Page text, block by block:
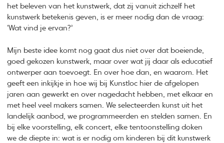
het beleven van het kunstwerk, dat zij vanuit zichzelf het
kunstwerk betekenis geven, is er meer nodig dan de vraag:
‘Wat vind je ervan?’
Mijn beste idee komt nog gaat dus niet over dat boeiende,
goed gekozen kunstwerk, maar over wat jij daar als educatief
ontwerper aan toevoegt. En over hoe dan, en waarom. Het
geeft een inkijkje in hoe wij bij Kunstloc hier de afgelopen
jaren aan gewerkt en over nagedacht hebben, met elkaar en
met heel veel makers samen. We selecteerden kunst uit het
landelijk aanbod, we programmeerden en stelden samen. En
bij elke voorstelling, elk concert, elke tentoonstelling doken
we de diepte in: wat is er nodig om kinderen bij dit kunstwerk